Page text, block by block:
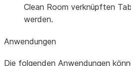
Clean Room verknüpften
werden.
Anwendungen
Die folgenden Anwendungen